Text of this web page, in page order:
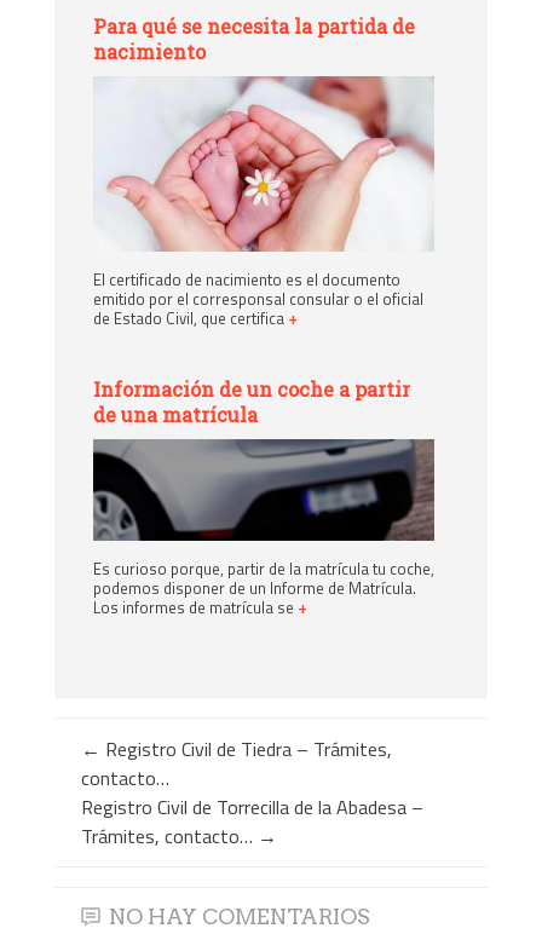
Para qué se necesita la partida de
nacimiento
El certificado de nacimiento es el documento
emitido por el corresponsal consular o el oficial
de Estado Civil, que certifica +
Información de un coche a partir
de una matrícula
Es curioso porque, partir de la matrícula tu coche,
podemos disponer de un Informe de Matrícula.
Los informes de matrícula se +
← Registro Civil de Tiedra – Trámites,
contacto…
Registro Civil de Torrecilla de la Abadesa –
Trámites, contacto… →
NO HAY COMENTARIOS